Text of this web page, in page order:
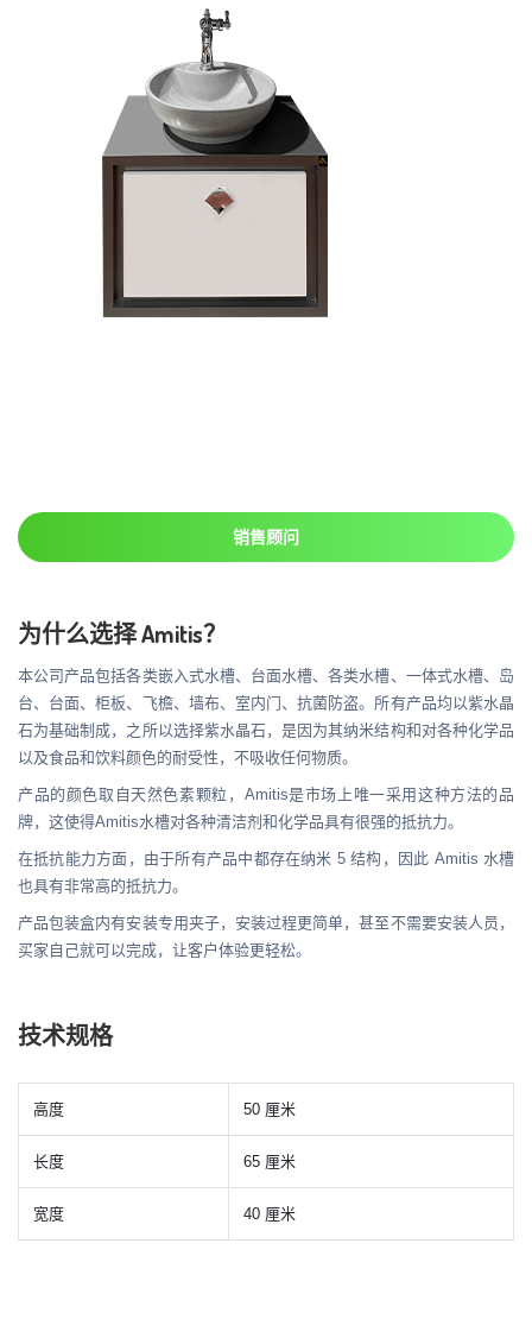
销售顾问
为什么选择 Amitis？
本公司产品包括各类嵌入式水槽、台面水槽、各类水槽、一体式水槽、岛
台、台面、柜板、飞檐、墙布、室内门、抗菌防盗。所有产品均以紫水晶
石为基础制成，之所以选择紫水晶石，是因为其纳米结构和对各种化学品
以及食品和饮料颜色的耐受性，不吸收任何物质。
产品的颜色取自天然色素颗粒，Amitis是市场上唯一采用这种方法的品
牌，这使得Amitis水槽对各种清洁剂和化学品具有很强的抵抗力。
在抵抗能力方面，由于所有产品中都存在纳米 5 结构，因此 Amitis 水槽
也具有非常高的抵抗力。
产品包装盒内有安装专用夹子，安装过程更简单，甚至不需要安装人员，
买家自己就可以完成，让客户体验更轻松。
技术规格
高度 50 厘米
长度 65 厘米
宽度 40 厘米